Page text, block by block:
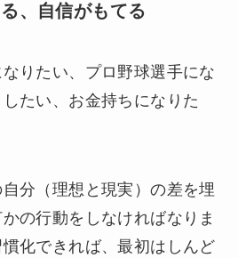
、自信がもてる
りたい、プロ野球選手にな
たい、お金持ちになりた
分（理想と現実）の差を埋
の行動をしなければなりま
化できれば、最初はしんど